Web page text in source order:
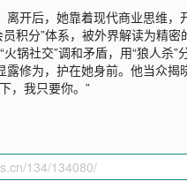
开后，她靠着现代商业思维，
积分”体系，被外界解读为精密
锅社交”调和矛盾，用“狼人杀”
修为，护在她身前。他当众揭
，我只要你。”